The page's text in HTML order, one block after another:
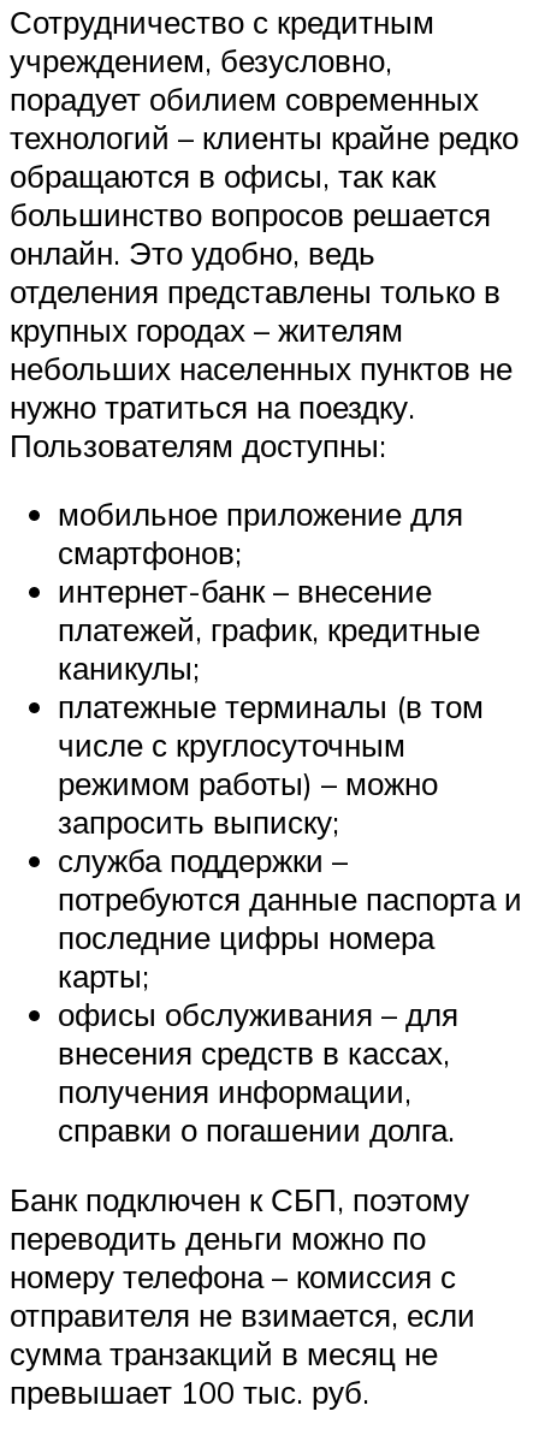
Сотрудничество с кредитным
учреждением, безусловно,
порадует обилием современных
технологий – клиенты крайне редко
обращаются в офисы, так как
большинство вопросов решается
онлайн. Это удобно, ведь
отделения представлены только в
крупных городах – жителям
небольших населенных пунктов не
нужно тратиться на поездку.
Пользователям доступны:
мобильное приложение для
смартфонов;
интернет-банк – внесение
платежей, график, кредитные
каникулы;
платежные терминалы (в том
числе с круглосуточным
режимом работы) – можно
запросить выписку;
служба поддержки –
потребуются данные паспорта и
последние цифры номера
карты;
офисы обслуживания – для
внесения средств в кассах,
получения информации,
справки о погашении долга.
Банк подключен к СБП, поэтому
переводить деньги можно по
номеру телефона – комиссия с
отправителя не взимается, если
сумма транзакций в месяц не
превышает 100 тыс. руб.